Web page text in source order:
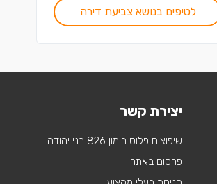
לטיפים בנושא צביעת דירה
יצירת קשר
שיפוצים פלוס רימון 826 בני יהודה
פרסום באתר